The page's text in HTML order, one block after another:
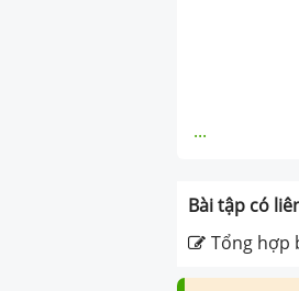
...
Bài tập có
Tổng hợp